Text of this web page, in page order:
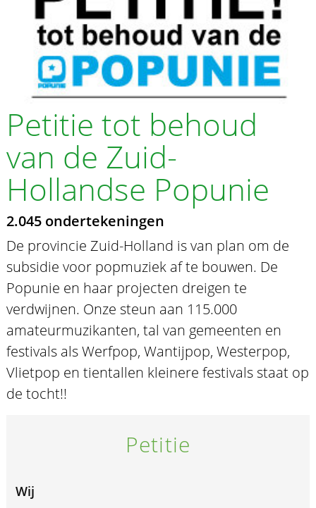
Petitie tot behoud
van de Zuid-
Hollandse Popunie
2.045 ondertekeningen
De provincie Zuid-Holland is van plan om de
subsidie voor popmuziek af te bouwen. De
Popunie en haar projecten dreigen te
verdwijnen. Onze steun aan 115.000
amateurmuzikanten, tal van gemeenten en
festivals als Werfpop, Wantijpop, Westerpop,
Vlietpop en tientallen kleinere festivals staat op
de tocht!!
Petitie
Wij